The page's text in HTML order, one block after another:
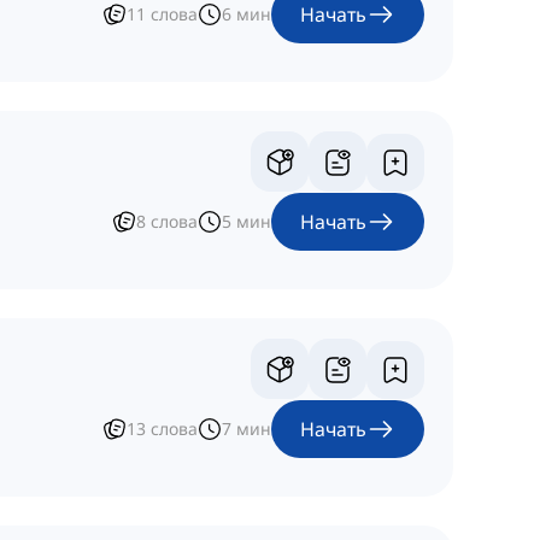
11 слова 6 мин Начать
8 слова 5 мин Начать
13 слова 7 мин Начать